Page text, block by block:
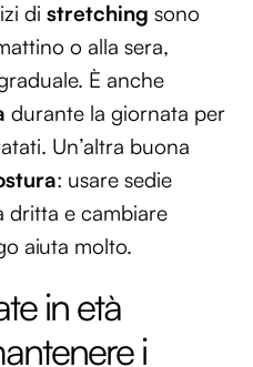
di stretching sono
o alla sera,
È anche
durante la giornata per
Un’altra buona
: usare sedie
dritta e cambiare
aiuta molto.
in età
i